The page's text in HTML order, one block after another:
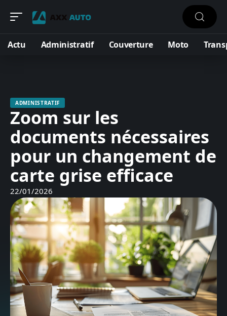
Actu Administratif Couverture Moto
ADMINISTRATIF
Zoom sur les
documents nécessaires
pour un changement de
carte grise efficace
22/01/2026